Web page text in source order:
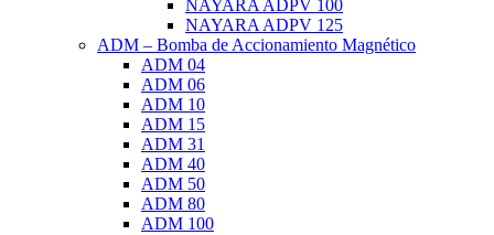
NAYARA ADPV 100
NAYARA ADPV 125
ADM – Bomba de Accionamiento Magnético
ADM 04
ADM 06
ADM 10
ADM 15
ADM 31
ADM 40
ADM 50
ADM 80
ADM 100